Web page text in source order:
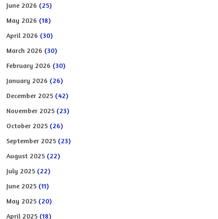
June 2026 (25)
May 2026 (18)
April 2026 (30)
March 2026 (30)
February 2026 (30)
January 2026 (26)
December 2025 (42)
November 2025 (23)
October 2025 (26)
September 2025 (23)
August 2025 (22)
July 2025 (22)
June 2025 (11)
May 2025 (20)
April 2025 (18)